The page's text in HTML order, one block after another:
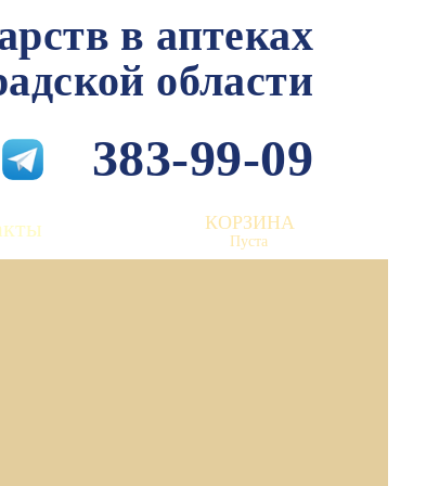
в аптеках
области
383-99-09
КОРЗИНА
Пуста